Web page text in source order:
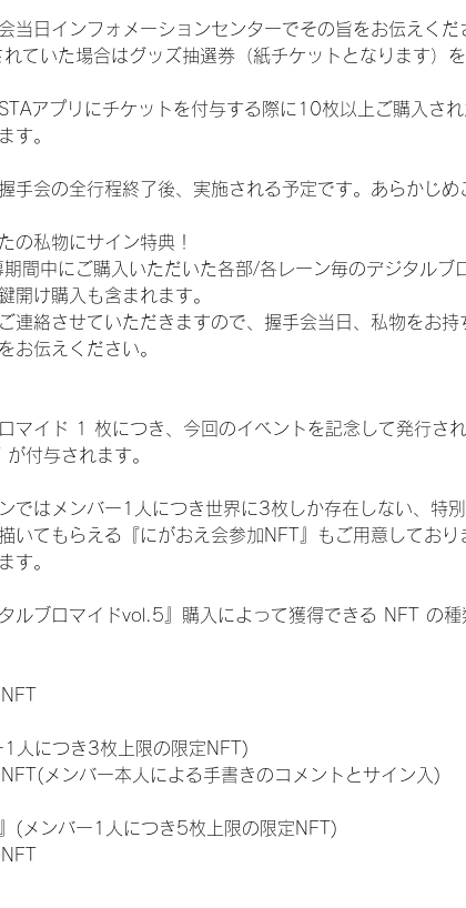
当日インフォメーションセンターでその旨をお伝えく
ていた場合はグッズ抽選券（紙チケットとなります）
アプリにチケットを付与する際に10枚以上ご購入さ
す。
手会の全行程終了後、実施される予定です。あらかじめ
の私物にサイン特典！
間中にご購入いただいた各部/各レーン毎のデジタルブ
開け購入も含まれます。
連絡させていただきますので、握手会当日、私物をお
お伝えください。
マイド 1 枚につき、今回のイベントを記念して発行さ
付与されます。
ではメンバー1人につき世界に3枚しか存在しない、特
いてもらえる『にがおえ会参加NFT』もご用意してお
す。
ルブロマイドvol.5』購入によって獲得できる NFT の種
1人につき3枚上限の限定NFT)
メンバー本人による手書きのコメントとサイン入)
(メンバー1人につき5枚上限の限定NFT)